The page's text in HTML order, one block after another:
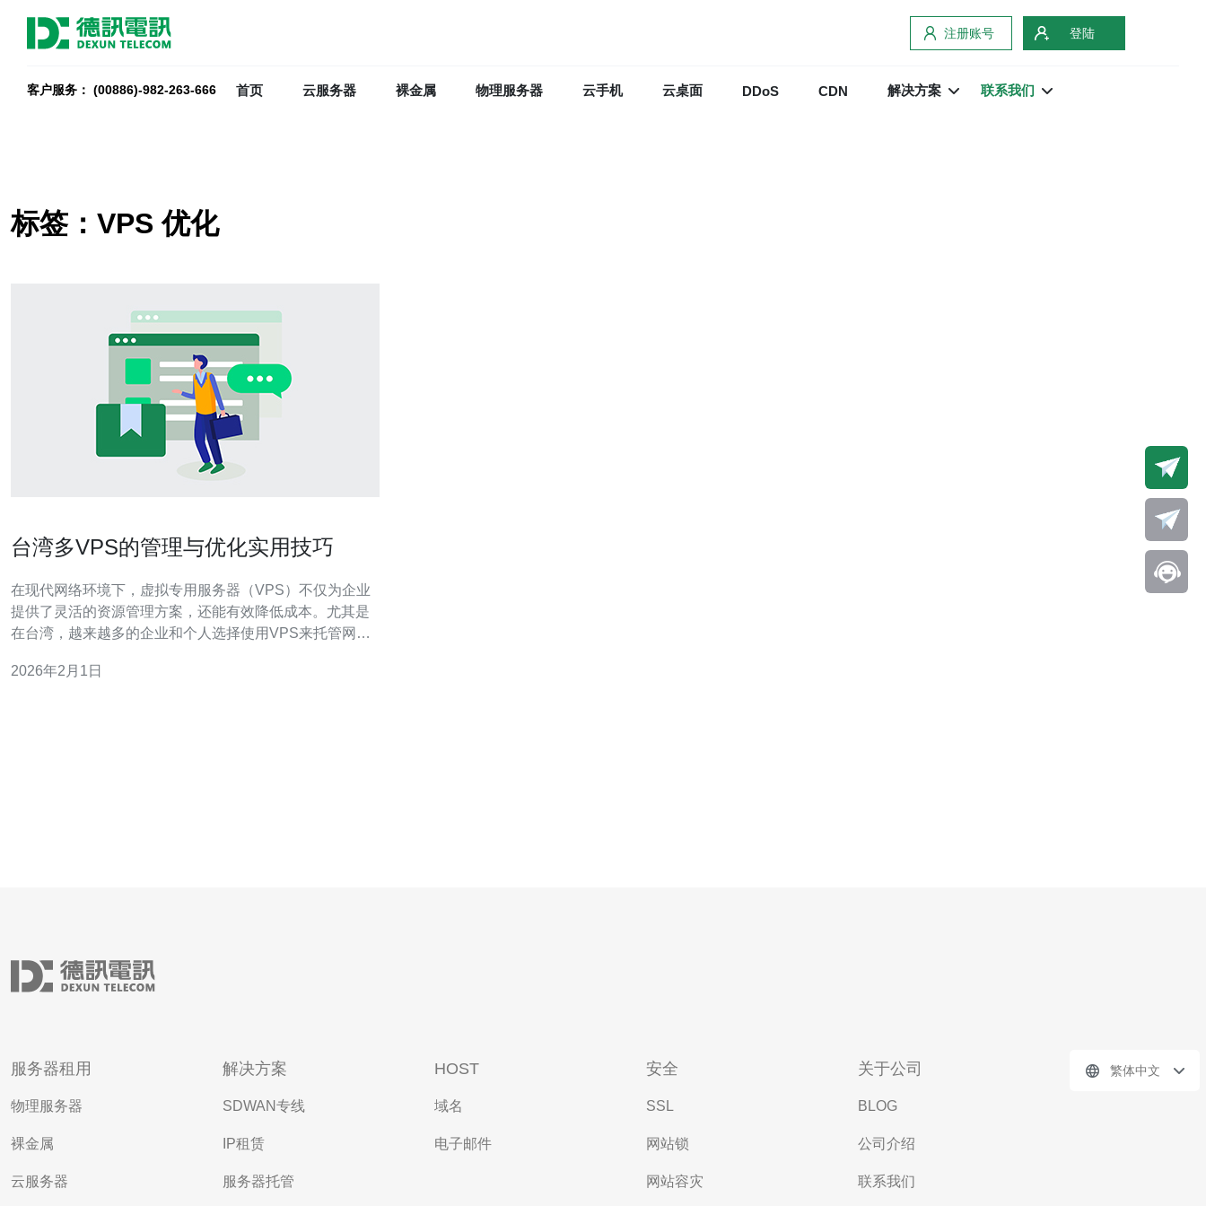
注册账号 登陆
客户服务： (00886)-982-263-666 首页 云服务器 裸金属 物理服务器 云手机 云桌面 DDoS CDN 解决方案 联系我们
标签：VPS 优化
台湾多VPS的管理与优化实用技巧
在现代网络环境下，虚拟专用服务器（VPS）不仅为企业
提供了灵活的资源管理方案，还能有效降低成本。尤其是
在台湾，越来越多的企业和个人选择使用VPS来托管网站
技巧，帮助您更好地利用您的服务器资源。 1. 选择合适的
2026年2月1日
服务器租用
物理服务器
裸金属
云服务器
解决方案
SDWAN专线
IP租赁
服务器托管
HOST
域名
电子邮件
安全
SSL
网站锁
网站容灾
关于公司
BLOG
公司介绍
联系我们
繁体中文